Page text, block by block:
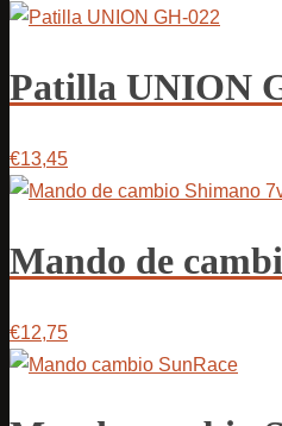
Patilla UNION
€13,45
Mando de
€12,75